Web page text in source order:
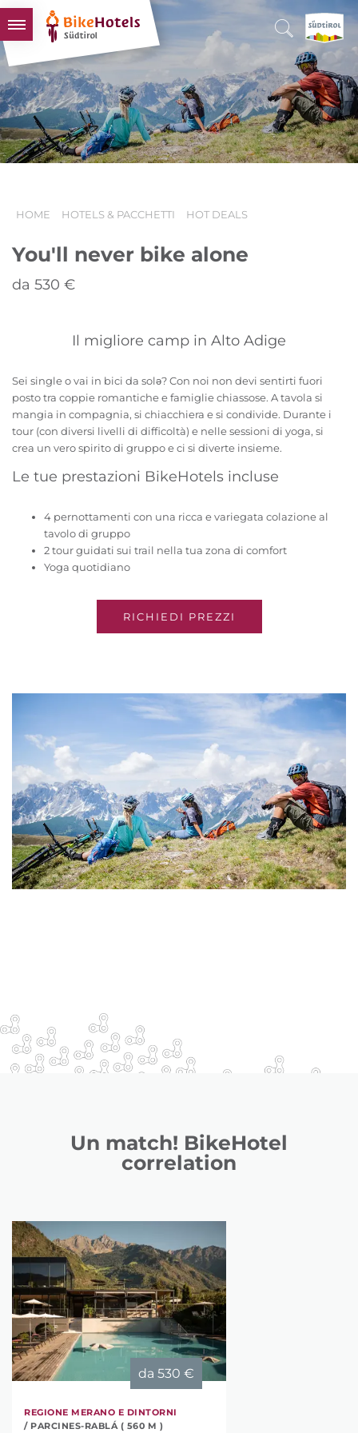
BIKEHOTELS
HOTELS & PACCHETTI
TOUR & TERRITORI
L'ALTO ADIGE & NOI
HOME HOTELS & PACCHETTI HOT DEALS
You'll never bike alone
da 530 €
Il migliore camp in Alto Adige
Sei single o vai in bici da solə? Con noi non devi sentirti fuori
posto tra coppie romantiche e famiglie chiassose. A tavola si
mangia in compagnia, si chiacchiera e si condivide. Durante i
tour (con diversi livelli di difficoltà) e nelle sessioni di yoga, si
crea un vero spirito di gruppo e ci si diverte insieme.
Le tue prestazioni BikeHotels incluse
4 pernottamenti con una ricca e variegata colazione al
tavolo di gruppo
2 tour guidati sui trail nella tua zona di comfort
Yoga quotidiano
RICHIEDI PREZZI
Un match! BikeHotel
correlation
da 530 €
REGIONE MERANO E DINTORNI
/ PARCINES-RABLÁ ( 560 M )